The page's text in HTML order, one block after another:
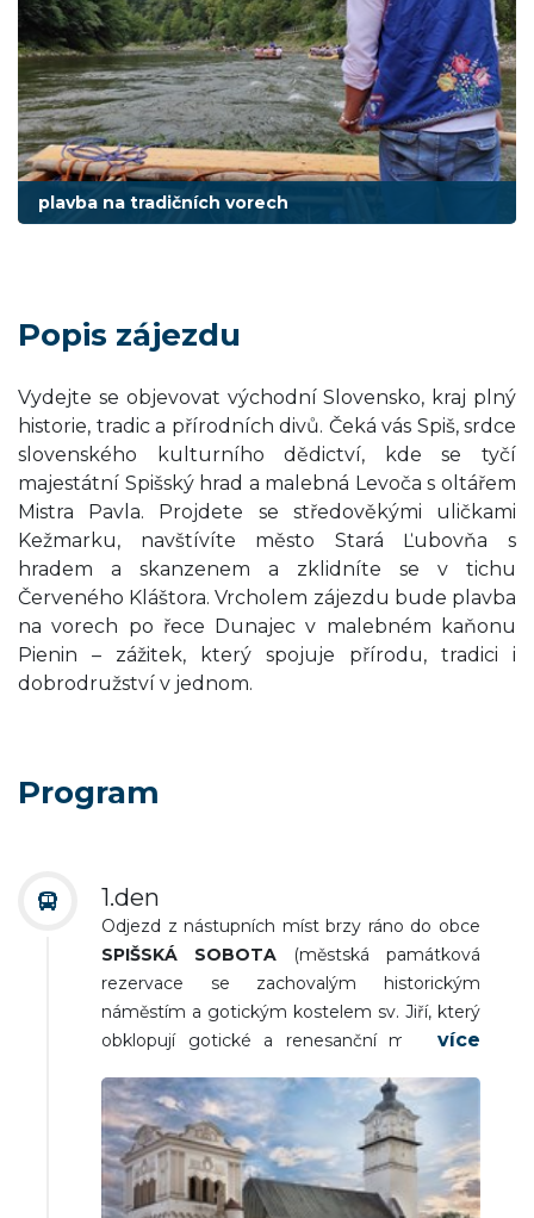
plavba na tradičních vorech
Popis zájezdu
Vydejte se objevovat východní Slovensko, kraj plný
historie, tradic a přírodních divů. Čeká vás Spiš, srdce
slovenského kulturního dědictví, kde se tyčí
majestátní Spišský hrad a malebná Levoča s oltářem
Mistra Pavla. Projdete se středověkými uličkami
Kežmarku, navštívíte město Stará Ľubovňa s
hradem a skanzenem a zklidníte se v tichu
Červeného Kláštora. Vrcholem zájezdu bude plavba
na vorech po řece Dunajec v malebném kaňonu
Pienin – zážitek, který spojuje přírodu, tradici i
dobrodružství v jednom.
Program
1.den
Odjezd z nástupních míst brzy ráno do obce
SPIŠSKÁ SOBOTA
(městská památková
rezervace se zachovalým historickým
náměstím a gotickým kostelem sv. Jiří, který
obklopují gotické a renesanční měšťanské
město na důležité obchodní cestě, dnes
městská památková rezervace s bohatou
historií, dřevěný kostel Nejsvětější trojice
zapsaný do UNESCO, Evangelické lyceum s
unikátní knihovnou, radnice z 18. stol.,